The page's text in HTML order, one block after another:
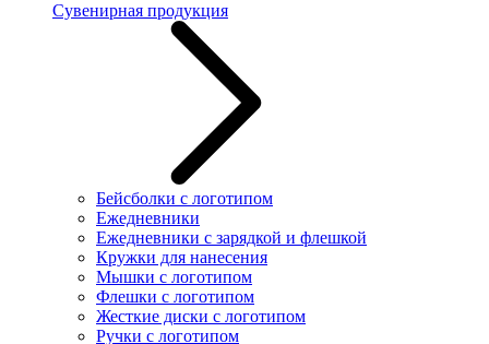
Сувенирная продукция
Бейсболки с логотипом
Ежедневники
Ежедневники с зарядкой и флешкой
Кружки для нанесения
Мышки с логотипом
Флешки с логотипом
Жесткие диски с логотипом
Ручки с логотипом